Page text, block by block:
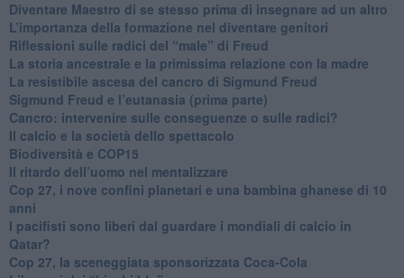
​Diventare Maestro di se stesso prima di insegnare ad un altro
L’importanza della formazione nel diventare genitori
Riflessioni sulle radici del “male” di Freud
​La storia ancestrale e la primissima relazione con la madre
​La resistibile ascesa del cancro di Sigmund Freud
Sigmund Freud e l’eutanasia (prima parte)
Cancro: intervenire sulle conseguenze o sulle radici?
​Il calcio e la società dello spettacolo
Biodiversità e COP15
​Il ritardo dell’uomo nel mentalizzare
​Cop 27, i nove confini planetari e una bambina ghanese di 10
anni
​I pacifisti sono liberi dal guardare i mondiali di calcio in
Qatar?
​Cop 27, la sceneggiata sponsorizzata Coca-Cola